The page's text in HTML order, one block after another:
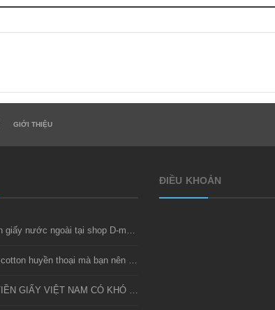
GIỚI THIỆU
ĐIỀU KHOẢN